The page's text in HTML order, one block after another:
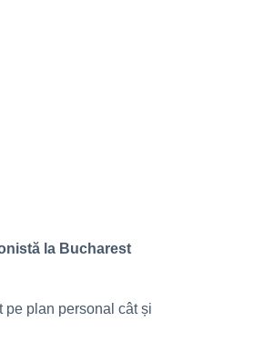
la Bucharest
pe plan personal cât și